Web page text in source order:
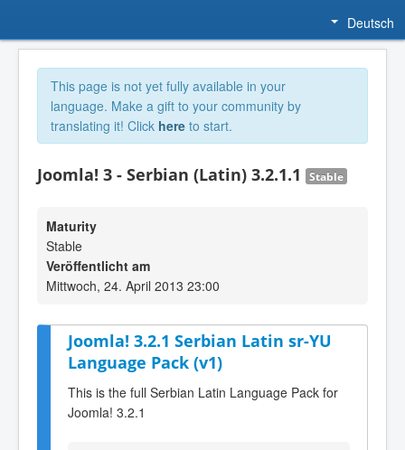
Deutsch
This page is not yet fully available in your
language. Make a gift to your community by
translating it! Click here to start.
Joomla! 3 - Serbian (Latin) 3.2.1.1 Stable
Maturity
Stable
Veröffentlicht am
Mittwoch, 24. April 2013 23:00
Joomla! 3.2.1 Serbian Latin sr-YU
Language Pack (v1)
This is the full Serbian Latin Language Pack for
Joomla! 3.2.1